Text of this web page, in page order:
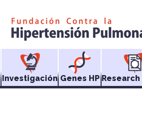
Investigación Genes HP